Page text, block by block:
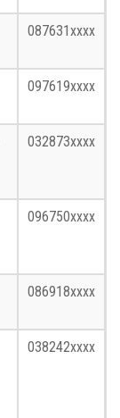
087631xxxx
097619xxxx
032873xxxx
096750xxxx
086918xxxx
038242xxxx